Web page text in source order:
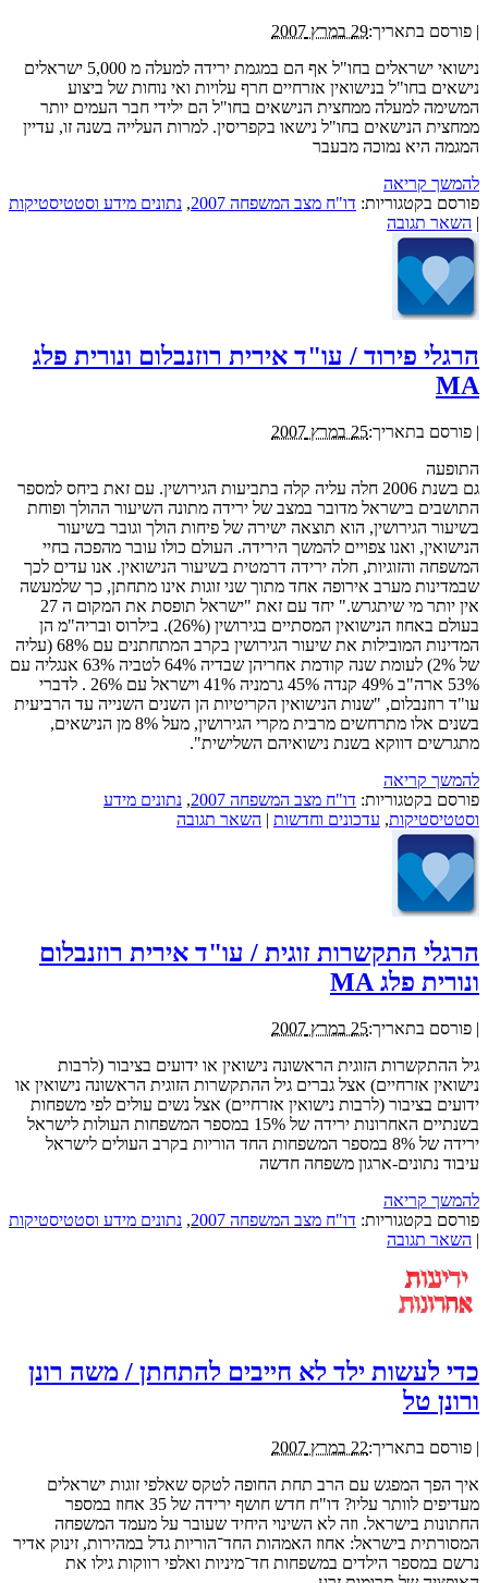
| פורסם בתאריך:29 במרץ 2007
נישואי ישראלים בחו"ל אף הם במגמת ירידה למעלה מ 5,000 ישראלים
נישאים בחו"ל בנישואין אזרחיים חרף עלויות ואי נוחות של ביצוע
המשימה למעלה ממחצית הנישאים בחו"ל הם ילידי חבר העמים יותר
ממחצית הנישאים בחו"ל נישאו בקפריסין. למרות העלייה בשנה זו, עדיין
המגמה היא נמוכה מבעבר
להמשך קריאה
פורסם בקטגוריות: דו"ח מצב המשפחה 2007 , נתונים מידע וסטטיסטיקות
| השאר תגובה
הרגלי פירוד / עו"ד אירית רוזנבלום ונורית פלג
MA
| פורסם בתאריך:25 במרץ 2007
התופעה
גם בשנת 2006 חלה עליה קלה בתביעות הגירושין. עם זאת ביחס למספר
התושבים בישראל מדובר במצב של ירידה מתונה השיעור ההולך ופוחת
בשיעור הגירושין, הוא תוצאה ישירה של פיחות הולך וגובר בשיעור
הנישואין, ואנו צפויים להמשך הירידה. העולם כולו עובר מהפכה בחיי
המשפחה והזוגיות, חלה ירידה דרמטית בשיעור הנישואין. אנו עדים לכך
שבמדינות מערב אירופה אחד מתוך שני זוגות אינו מתחתן, כך שלמעשה
אין יותר מי שיתגרש." יחד עם זאת "ישראל תופסת את המקום ה 27
בעולם באחוז הנישואין המסתיים בגירושין (26%). בילרוס ובריה"מ הן
המדינות המובילות את שיעור הגירושין בקרב המתחתנים עם 68% (עליה
של 2%) לעומת שנה קודמת אחריהן שבדיה 64% לטביה 63% אנגליה עם
53% ארה"ב 49% קנדה 45% גרמניה 41% וישראל עם 26% . לדברי
עו"ד רוזנבלום, "שנות הנישואין הקריטיות הן השנים השנייה עד הרביעית
בשנים אלו מתרחשים מרבית מקרי הגירושין, מעל 8% מן הנישאים,
מתגרשים דווקא בשנת נישואיהם השלישית".
להמשך קריאה
פורסם בקטגוריות: דו"ח מצב המשפחה 2007 , נתונים מידע
וסטטיסטיקות, עדכונים וחדשות | השאר תגובה
הרגלי התקשרות זוגית / עו"ד אירית רוזנבלום
ונורית פלג MA
| פורסם בתאריך:25 במרץ 2007
גיל ההתקשרות הזוגית הראשונה נישואין או ידועים בציבור (לרבות
נישואין אזרחיים) אצל גברים גיל ההתקשרות הזוגית הראשונה נישואין או
ידועים בציבור (לרבות נישואין אזרחיים) אצל נשים עולים לפי משפחות
בשנתיים האחרונות ירידה של 15% במספר המשפחות העולות לישראל
ירידה של 8% במספר המשפחות החד הוריות בקרב העולים לישראל
עיבוד נתונים-ארגון משפחה חדשה
להמשך קריאה
פורסם בקטגוריות: דו"ח מצב המשפחה 2007 , נתונים מידע וסטטיסטיקות
| השאר תגובה
כדי לעשות ילד לא חייבים להתחתן / משה רונן
ורונן טל
| פורסם בתאריך:22 במרץ 2007
איך הפך המפגש עם הרב תחת החופה לטקס שאלפי זוגות ישראלים
מעדיפים לוותר עליו? דו"ח חדש חושף ירידה של 35 אחוז במספר
החתונות בישראל. וזה לא השינוי היחיד שעובר על מעמד המשפחה
המסורתית בישראל: אחוז האמהות החד־הוריות גדל במהירות, זינוק אדיר
נרשם במספר הילדים במשפחות חד־מיניות ואלפי רווקות גילו את